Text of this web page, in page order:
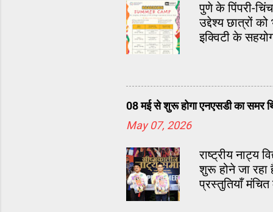
पुणे के पिंपरी-
उद्देश्य छात्रों
इक्विटी के
08 मई से शुरू होगा एनएसडी का समर
May 07, 2026
राष्ट्रीय नाट्य
शुरू होने जा
प्रस्तुतियाँ मंचित